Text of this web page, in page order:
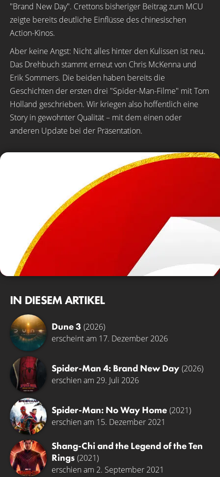
"Brand New Day". Crettons bisheriger Beitrag zum MCU
zeigte bereits deutliche Einflüsse des chinesischen
Action-Kinos.
Aber keine Angst: Nicht alles hinter den Kulissen ist neu.
Das Drehbuch stammt erneut von Chris McKenna und
Erik Sommers. Die beiden haben bereits die
Geschichten der ersten drei "Spider-Man-Filme" mit Tom
Holland geschrieben. Wir kriegen also hoffentlich eine
Story in gewohnter Qualität – mit dem einen oder
anderen Update bei der Präsentation.
IN DIESEM ARTIKEL
Dune 3 (2026)
erscheint am 17. Dezember 2026
Spider-Man 4: Brand New Day (2026)
erschien am 29. Juli 2026
Spider-Man: No Way Home (2021)
erschien am 15. Dezember 2021
Shang-Chi and the Legend of the Ten
Rings (2021)
erschien am 2. September 2021